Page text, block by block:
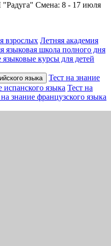
"Радуга" Смена: 8 - 17 июля
взрослых Летняя академия
языковая школа полного дня
языковые курсы для детей
языка
Тест на знание
испанского языка Тест на
знание французского языка